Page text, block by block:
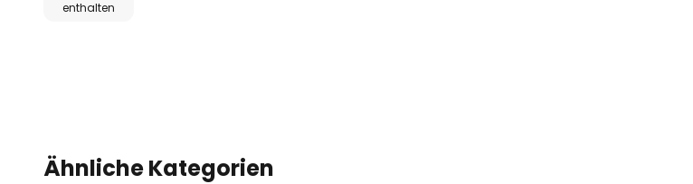
enthalten
Ähnliche Kategorien